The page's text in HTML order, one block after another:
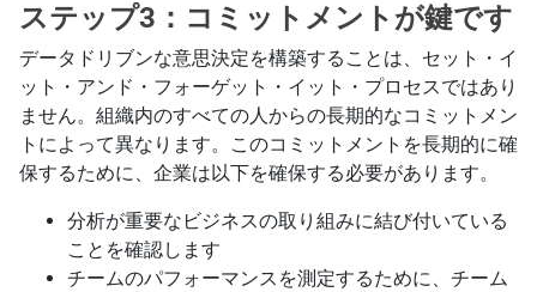
ステップ3：コミットメントが鍵です
データドリブンな意思決定を構築することは、セット・イ
ット・アンド・フォーゲット・イット・プロセスではあり
ません。組織内のすべての人からの長期的なコミットメン
トによって異なります。このコミットメントを長期的に確
保するために、企業は以下を確保する必要があります。
分析が重要なビジネスの取り組みに結び付いている
ことを確認します
チームのパフォーマンスを測定するために、チーム